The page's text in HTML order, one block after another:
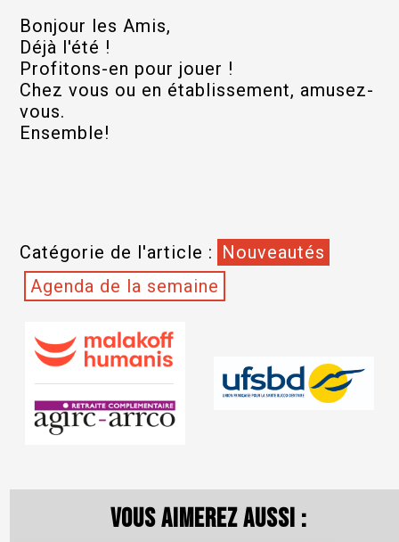
Bonjour les Amis,
Déjà l'été !
Profitons-en pour jouer !
Chez vous ou en établissement, amusez-
vous.
Ensemble!
Catégorie de l'article : Nouveautés
Agenda de la semaine
Vous aimerez aussi :